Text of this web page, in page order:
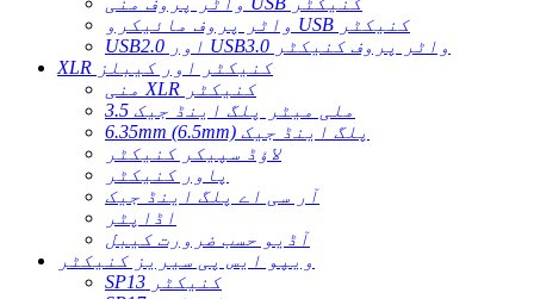
واٹر پروف مائیکرو USB کنیکٹر
USB2.0 اور USB3.0 واٹر پروف کنیکٹر
XLR کنیکٹر اور کیبلز
منی XLR کنیکٹر
3.5 ملی میٹر پلگ اینڈ جیک
6.35mm (6.5mm) پلگ اینڈ جیک
لاؤڈ سپیکر کنیکٹر
پاور کنیکٹر
آر سی اے پلگ اینڈ جیک
اڈاپٹر
آڈیو حسب ضرورت کیبل
ویپو ایس پی سیریز کنیکٹر
SP13 کنیکٹر